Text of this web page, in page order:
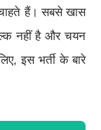
चाहते हैं। सबसे खास
नहीं है और चयन
इस भर्ती के बारे